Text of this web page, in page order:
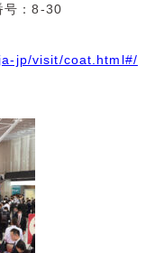
号：8-30
jp/visit/coat.html#/